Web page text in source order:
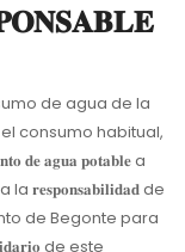
de agua de la
consumo habitual,
𝐝𝐞 𝐚𝐠𝐮𝐚 𝐩𝐨𝐭𝐚𝐛𝐥𝐞 a
de
de Begonte para
de este